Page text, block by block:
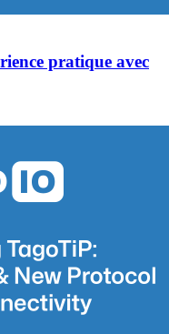
pratique avec